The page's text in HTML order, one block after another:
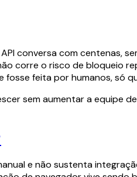
conversa com centenas,
corre o risco de bloqueio
feita por humanos, só
sem aumentar a equipe
e não sustenta